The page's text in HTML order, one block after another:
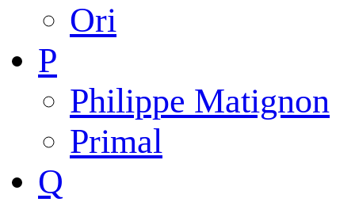
Ori
P
Philippe Matignon
Primal
Q